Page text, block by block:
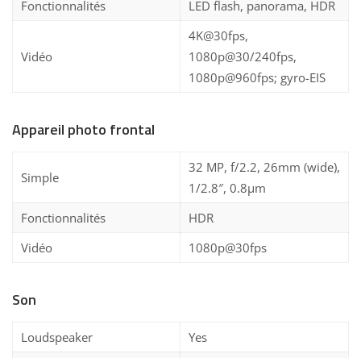
Fonctionnalités
LED flash, panorama, HDR
Vidéo
4K@30fps,
1080p@30/240fps,
1080p@960fps; gyro-EIS
Appareil photo frontal
Simple
32 MP, f/2.2, 26mm (wide),
1/2.8″, 0.8µm
Fonctionnalités
HDR
Vidéo
1080p@30fps
Son
Loudspeaker
Yes